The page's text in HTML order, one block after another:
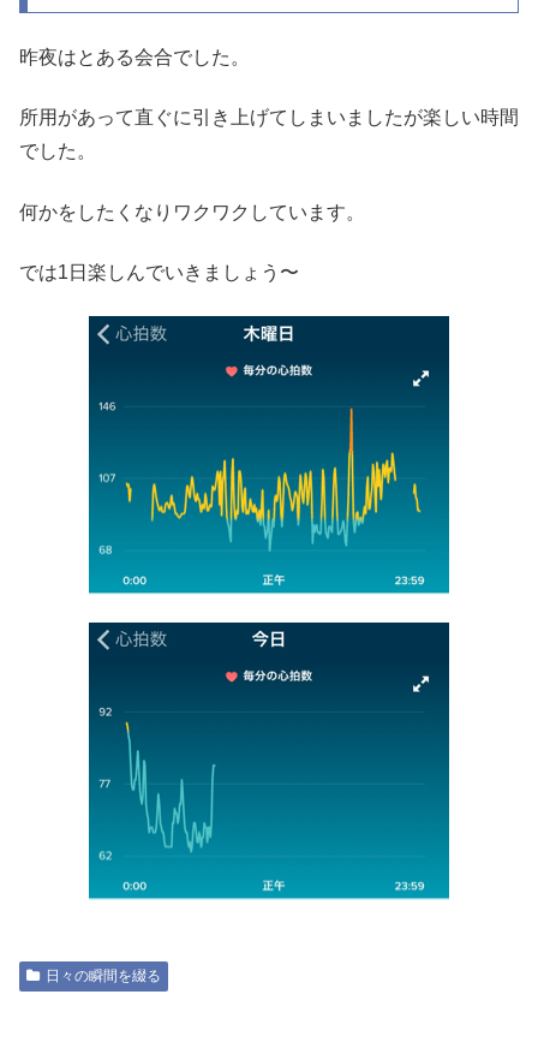
昨夜はとある会合でした。
所用があって直ぐに引き上げてしまいましたが楽しい時間
でした。
何かをしたくなりワクワクしています。
では1日楽しんでいきましょう〜
日々の瞬間を綴る